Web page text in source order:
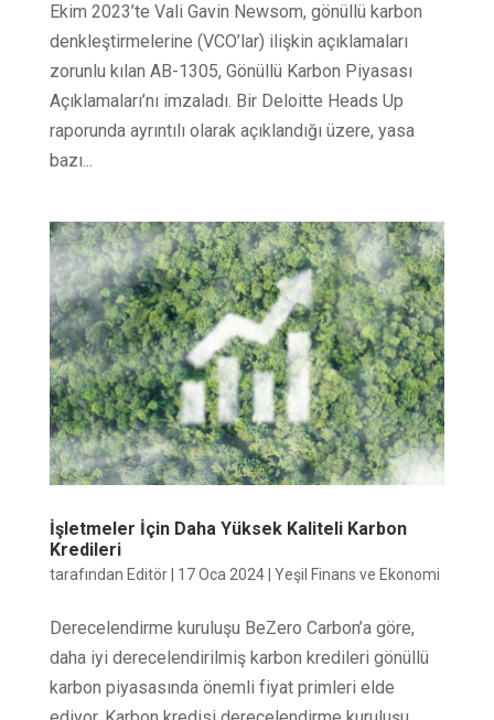
Ekim 2023’te Vali Gavin Newsom, gönüllü karbon
denkleştirmelerine (VCO’lar) ilişkin açıklamaları
zorunlu kılan AB-1305, Gönüllü Karbon Piyasası
Açıklamaları’nı imzaladı. Bir Deloitte Heads Up
raporunda ayrıntılı olarak açıklandığı üzere, yasa
bazı...
İşletmeler İçin Daha Yüksek Kaliteli Karbon
Kredileri
tarafından Editör| 17 Oca 2024| Yeşil Finans ve Ekonomi
Derecelendirme kuruluşu BeZero Carbon’a göre,
daha iyi derecelendirilmiş karbon kredileri gönüllü
karbon piyasasında önemli fiyat primleri elde